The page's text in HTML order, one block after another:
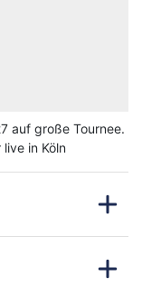
auf große Tournee.
in Köln
von Roland Kaiser